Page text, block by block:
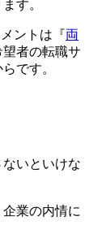
ます。
ントは『両
者の転職サ
です。
いといけな
企業の内情に